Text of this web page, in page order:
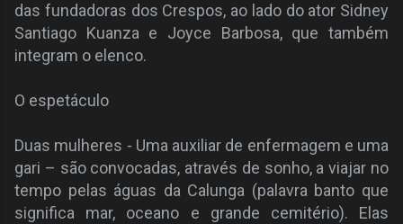
das fundadoras dos Crespos, ao lado do ator Sidney
Santiago Kuanza e Joyce Barbosa, que também
integram o elenco.
O espetáculo
Duas mulheres - Uma auxiliar de enfermagem e uma
gari – são convocadas, através de sonho, a viajar no
tempo pelas águas da Calunga (palavra banto que
significa mar, oceano e grande cemitério). Elas